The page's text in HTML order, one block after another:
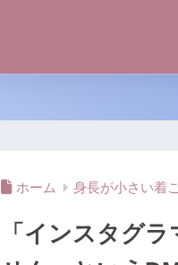
ホーム 身長が小さい着
「インスタグ